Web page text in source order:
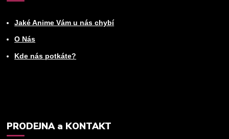
Jaké Anime Vám u nás chybí
O Nás
Kde nás potkáte?
PRODEJNA a KONTAKT